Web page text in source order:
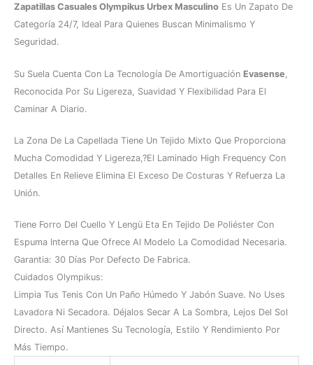
Zapatillas Casuales Olympikus Urbex Masculino Es Un Zapato De
Categoría 24/7, Ideal Para Quienes Buscan Minimalismo Y
Seguridad.
Su Suela Cuenta Con La Tecnología De Amortiguación Evasense
Reconocida Por Su Ligereza, Suavidad Y Flexibilidad Para El
Caminar A Diario.
La Zona De La Capellada Tiene Un Tejido Mixto Que Proporciona
Mucha Comodidad Y Ligereza,?el Laminado High Frequency Con
Detalles En Relieve Elimina El Exceso De Costuras Y Refuerza La
Unión.
Tiene Forro Del Cuello Y Lengü Eta En Tejido De Poliéster Con
Espuma Interna Que Ofrece Al Modelo La Comodidad Necesaria.
Garantia: 30 Días Por Defecto De Fabrica.
Cuidados Olympikus:
Limpia Tus Tenis Con Un Paño Húmedo Y Jabón Suave. No Uses
Lavadora Ni Secadora. Déjalos Secar A La Sombra, Lejos Del Sol
Directo. Así Mantienes Su Tecnología, Estilo Y Rendimiento Por
Más Tiempo.